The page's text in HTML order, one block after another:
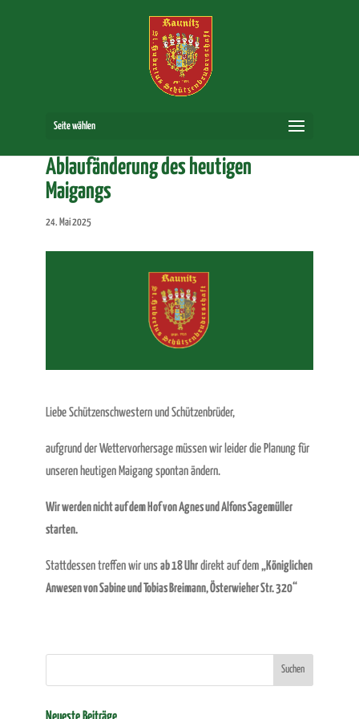
Seite wählen
Ablaufänderung des heutigen
Maigangs
24. Mai 2025
Liebe Schützenschwestern und Schützenbrüder,
aufgrund der Wettervorhersage müssen wir leider die Planung für
unseren heutigen Maigang spontan ändern.
Wir werden nicht auf dem Hof von Agnes und Alfons Sagemüller
starten.
Stattdessen treffen wir uns ab 18 Uhrdirekt auf dem „Königlichen
Anwesen von Sabine und Tobias Breimann, Österwieher Str. 320“